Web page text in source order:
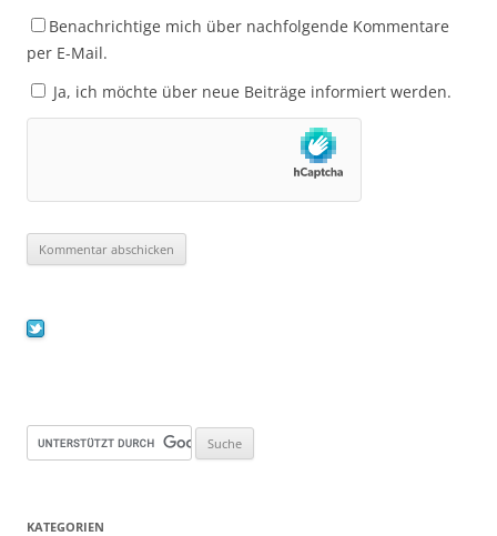
Benachrichtige mich über nachfolgende Kommentare
per E-Mail.
Ja, ich möchte über neue Beiträge informiert werden.
KATEGORIEN